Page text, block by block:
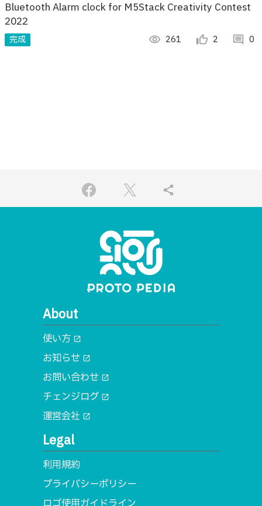
Bluetooth Alarm clock for M5Stack Creativity Contest
2022
完成 visibility 261 thumb_up_alt 2 comment 0
share
About
使い方 open_in_new
お知らせ open_in_new
お問い合わせ open_in_new
チェンジログ open_in_new
運営会社 open_in_new
Legal
利用規約
プライバシーポリシー